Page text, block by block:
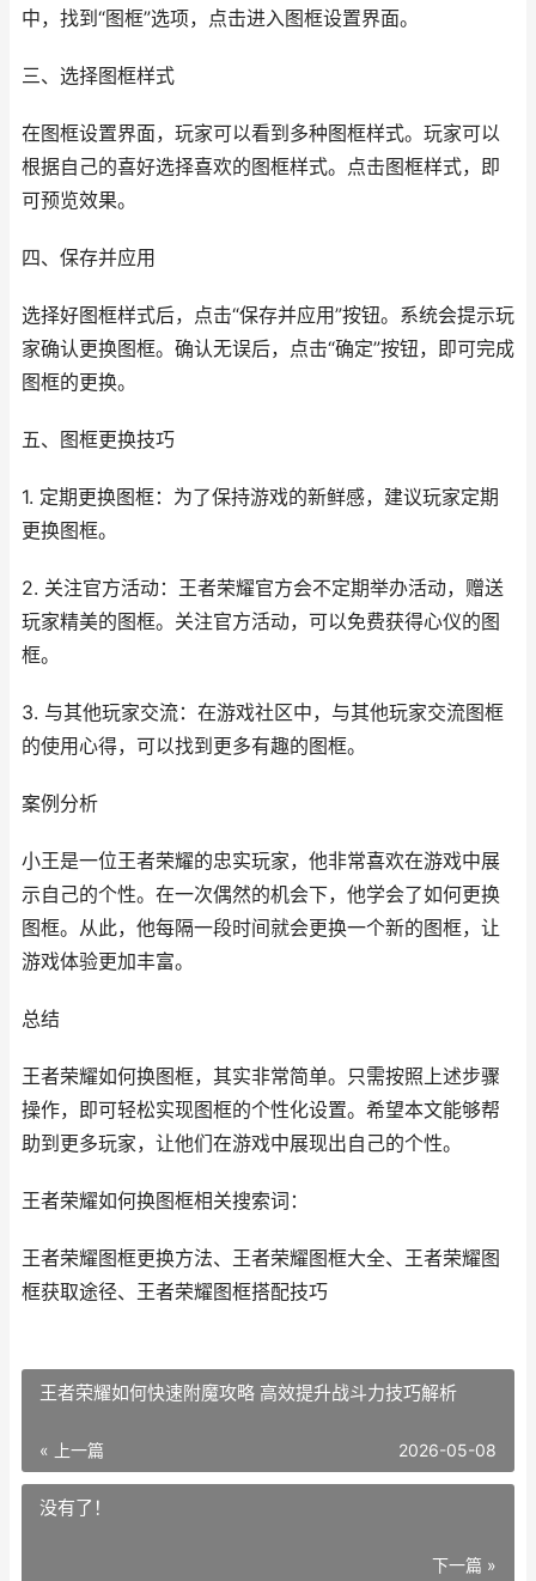
中，找到“图框”选项，点击进入图框设置界面。
三、选择图框样式
在图框设置界面，玩家可以看到多种图框样式。玩家可以
根据自己的喜好选择喜欢的图框样式。点击图框样式，即
可预览效果。
四、保存并应用
选择好图框样式后，点击“保存并应用”按钮。系统会提示玩
家确认更换图框。确认无误后，点击“确定”按钮，即可完成
图框的更换。
五、图框更换技巧
1. 定期更换图框：为了保持游戏的新鲜感，建议玩家定期
更换图框。
2. 关注官方活动：王者荣耀官方会不定期举办活动，赠送
玩家精美的图框。关注官方活动，可以免费获得心仪的图
框。
3. 与其他玩家交流：在游戏社区中，与其他玩家交流图框
的使用心得，可以找到更多有趣的图框。
案例分析
小王是一位王者荣耀的忠实玩家，他非常喜欢在游戏中展
示自己的个性。在一次偶然的机会下，他学会了如何更换
图框。从此，他每隔一段时间就会更换一个新的图框，让
游戏体验更加丰富。
总结
王者荣耀如何换图框，其实非常简单。只需按照上述步骤
操作，即可轻松实现图框的个性化设置。希望本文能够帮
助到更多玩家，让他们在游戏中展现出自己的个性。
王者荣耀如何换图框相关搜索词：
王者荣耀图框更换方法、王者荣耀图框大全、王者荣耀图
框获取途径、王者荣耀图框搭配技巧
王者荣耀如何快速附魔攻略 高效提升战斗力技巧解析
« 上一篇 2026-05-08
没有了！
下一篇 »